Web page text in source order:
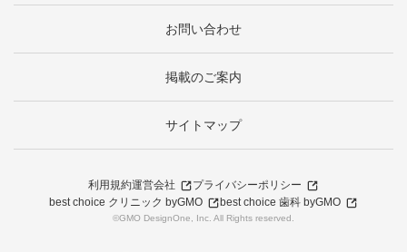
お問い合わせ
掲載のご案内
サイトマップ
利用規約運営会社
プライバシーポリシー
best choice クリニック byGMO
best choice 歯科 byGMO
©GMO DesignOne, Inc. All Rights reserved.